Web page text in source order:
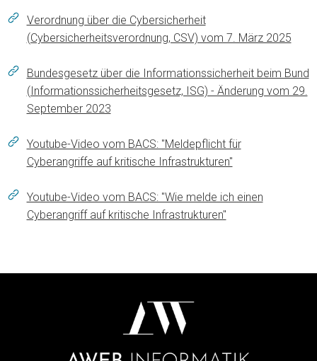
Verordnung über die Cybersicherheit
(Cybersicherheitsverordnung, CSV) vom 7. März 2025
Bundesgesetz über die Informationssicherheit beim Bund
(Informationssicherheitsgesetz, ISG) - Änderung vom 29.
September 2023
Youtube-Video vom BACS: "Meldepflicht für
Cyberangriffe auf kritische Infrastrukturen"
Youtube-Video vom BACS: "Wie melde ich einen
Cyberangriff auf kritische Infrastrukturen"